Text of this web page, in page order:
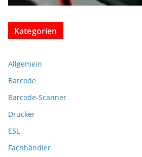
Kategorien
Allgemein
Barcode
Barcode-Scanner
Drucker
ESL
Fachhändler